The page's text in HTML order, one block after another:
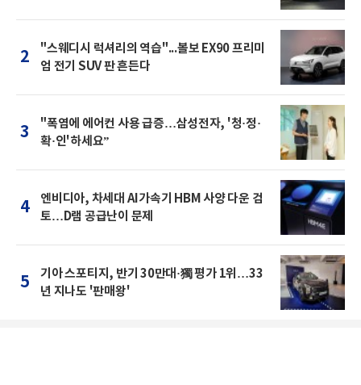
2
"스웨디시 럭셔리의 역습"...볼보 EX90 프리미
엄 전기 SUV 판 흔든다
3
"폭염에 에어컨 사용 급증…삼성전자, '청·정·
확·인'하세요”
4
엔비디아, 차세대 AI가속기 HBM 사양 다운 검
토…D램 공급난이 문제
5
기아 스포티지, 반기 30만대·獨 평가 1위…33
년 지나도 '판매왕'